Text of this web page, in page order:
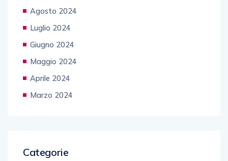
Agosto 2024
Luglio 2024
Giugno 2024
Maggio 2024
Aprile 2024
Marzo 2024
Categorie